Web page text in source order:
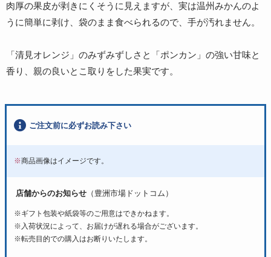
肉厚の果皮が剥きにくそうに見えますが、実は温州みかんのよ
うに簡単に剥け、袋のまま食べられるので、手が汚れません。
「清見オレンジ」のみずみずしさと「ポンカン」の強い甘味と
香り、親の良いとこ取りをした果実です。
ご注文前に必ずお読み下さい
※商品画像はイメージです。
店舗からのお知らせ （豊洲市場ドットコム）
※ギフト包装や紙袋等のご用意はできかねます。
※入荷状況によって、お届けが遅れる場合がございます。
※転売目的での購入はお断りいたします。